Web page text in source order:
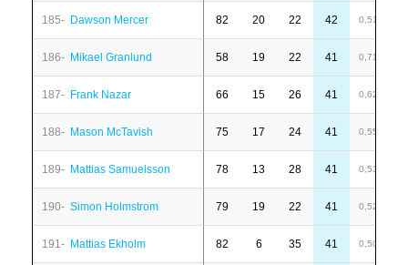
185- Dawson Mercer 82 20 22 42 0,51
186- Mikael Granlund 58 19 22 41 0,71
187- Frank Nazar 66 15 26 41 0,62
188- Mason McTavish 75 17 24 41 0,55
189- Mattias Samuelsson 78 13 28 41 0,53
190- Simon Holmstrom 79 19 22 41 0,52
191- Mattias Ekholm 82 6 35 41 0,50